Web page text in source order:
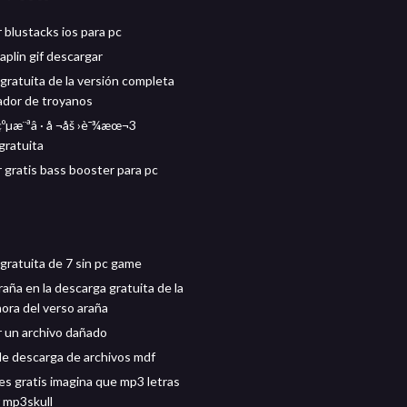
blustacks ios para pc
gif descargar
de la versión completa
de troyanos
· å ¬åš ›è¯¾æœ¬3
gratis bass booster para pc
de 7 sin pc game
en la descarga gratuita de la
del verso araña
un archivo dañado
descarga de archivos mdf
gratis imagina que mp3 letras